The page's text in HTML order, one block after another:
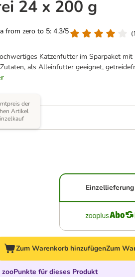
24 x 200 g
from zero to 5: 4.3/5
(
Katzenfutter im Sparpaket
als Alleinfutter geeignet,
der
Artikel
Einzellieferung
Zum Warenkorb hinzufügenZum
für dieses Produkt